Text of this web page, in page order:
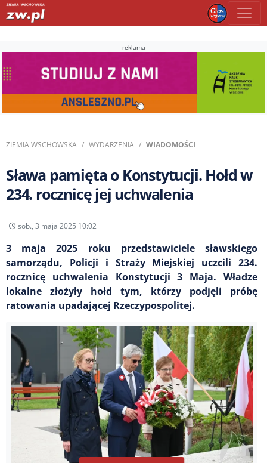
reklama
ZIEMIA WSCHOWSKA WYDARZENIA WIADOMOŚCI
Sława pamięta o Konstytucji. Hołd w
234. rocznicę jej uchwalenia
sob., 3 maja 2025 10:02
3 maja 2025 roku przedstawiciele sławskiego
samorządu, Policji i Straży Miejskiej uczcili 234.
rocznicę uchwalenia Konstytucji 3 Maja. Władze
lokalne złożyły hołd tym, którzy podjęli próbę
ratowania upadającej Rzeczypospolitej.